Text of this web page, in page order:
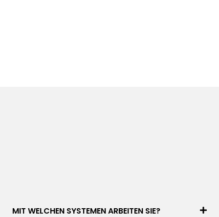
MIT WELCHEN SYSTEMEN ARBEITEN SIE?